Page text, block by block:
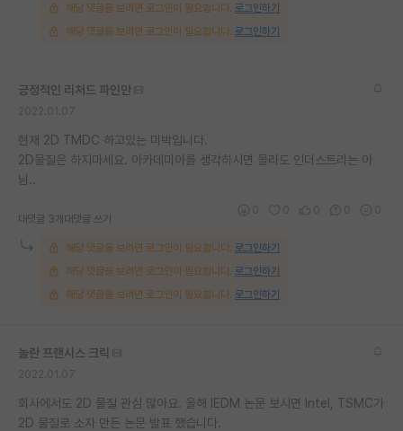
해당 댓글을 보려면 로그인이 필요합니다. 로그인하기
해당 댓글을 보려면 로그인이 필요합니다. 로그인하기
긍정적인 리처드 파인만
현재 2D TMDC 하고있는 미박입니다.
2D물질은 하지마세요. 아카데미아를 생각하시면 몰라도 인더스트리는 아
님..
대댓글 3개 대댓글 쓰기
해당 댓글을 보려면 로그인이 필요합니다. 로그인하기
해당 댓글을 보려면 로그인이 필요합니다. 로그인하기
해당 댓글을 보려면 로그인이 필요합니다. 로그인하기
놀란 프랜시스 크릭
회사에서도 2D 물질 관심 많아요. 올해 IEDM 논문 보시면 Intel, TSMC가
2D 물질로 소자 만든 논문 발표 했습니다.